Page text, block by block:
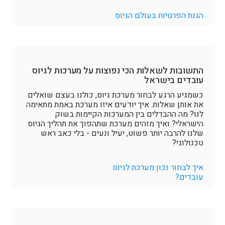
הגנת הפרטיות בעולם הגיוס
התשובות לשאלות הכי נפוצות על מערכות לגיוס
עובדים בישראל
כשמגיע הרגע לבחור מערכת גיוס, כולנו בעצם שואלים
את אותן שאלות. איך יודעים איזו מערכת באמת מתאימה
לנו? מה ההבדלים בין המערכות הקיימות בשוק
הישראלי? ואיך מזהים מערכת שתהפוך את תהליך הגיוס
שלנו להרבה יותר פשוט, יעיל ונעים - בלי כאב ראש
טכנולוגי?
איך לבחור נכון מערכת לגיוס
עובדים?